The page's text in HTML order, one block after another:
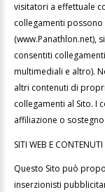
visitatori a effettuale
collegamenti
(www.Panathlon.net),
consentiti
multimediali e altro).
altri contenuti di
collegamenti al Sito. I
affiliazione o
SITI WEB E CONTENUTI
Questo Sito può
inserzionisti